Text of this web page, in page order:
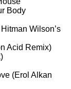
Body
Wilson’s
Acid Remix)
(Erol Alkan